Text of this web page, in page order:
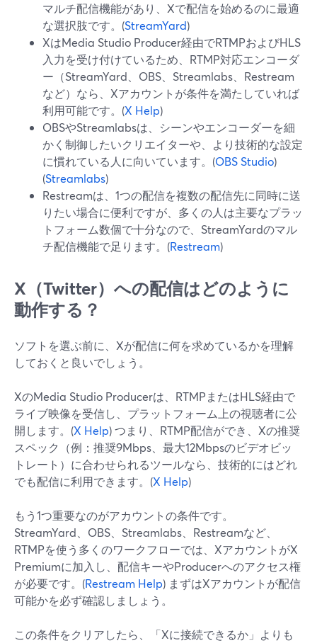
マルチ配信機能があり、Xで配信を始めるのに最適
な選択肢です。(StreamYard)
XはMedia Studio Producer経由でRTMPおよびHLS
入力を受け付けているため、RTMP対応エンコーダ
ー（StreamYard、OBS、Streamlabs、Restream
など）なら、Xアカウントが条件を満たしていれば
利用可能です。(X Help)
OBSやStreamlabsは、シーンやエンコーダーを細
かく制御したいクリエイターや、より技術的な設定
に慣れている人に向いています。(OBS Studio)
(Streamlabs)
Restreamは、1つの配信を複数の配信先に同時に送
りたい場合に便利ですが、多くの人は主要なプラッ
トフォーム数個で十分なので、StreamYardのマル
チ配信機能で足ります。(Restream)
X（Twitter）への配信はどのように
動作する？
ソフトを選ぶ前に、Xが配信に何を求めているかを理解
しておくと良いでしょう。
XのMedia Studio Producerは、RTMPまたはHLS経由で
ライブ映像を受信し、プラットフォーム上の視聴者に公
開します。(X Help) つまり、RTMP配信ができ、Xの推奨
スペック（例：推奨9Mbps、最大12Mbpsのビデオビッ
トレート）に合わせられるツールなら、技術的にはどれ
でも配信に利用できます。(X Help)
もう1つ重要なのがアカウントの条件です。
StreamYard、OBS、Streamlabs、Restreamなど、
RTMPを使う多くのワークフローでは、XアカウントがX
Premiumに加入し、配信キーやProducerへのアクセス権
が必要です。(Restream Help) まずはXアカウントが配信
可能かを必ず確認しましょう。
この条件をクリアしたら、「Xに接続できるか」よりも